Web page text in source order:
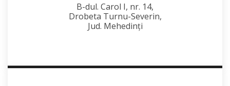
B-dul. Carol I, nr. 14,
Drobeta Turnu-Severin,
Jud. Mehedinţi